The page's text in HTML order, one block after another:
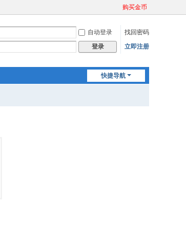
购买金币
自动登录
找回密码
登录 立即注册
快捷导航